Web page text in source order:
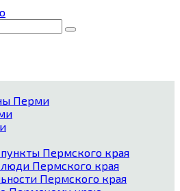
Перми
Пермского края
Пермского края
Пермского края